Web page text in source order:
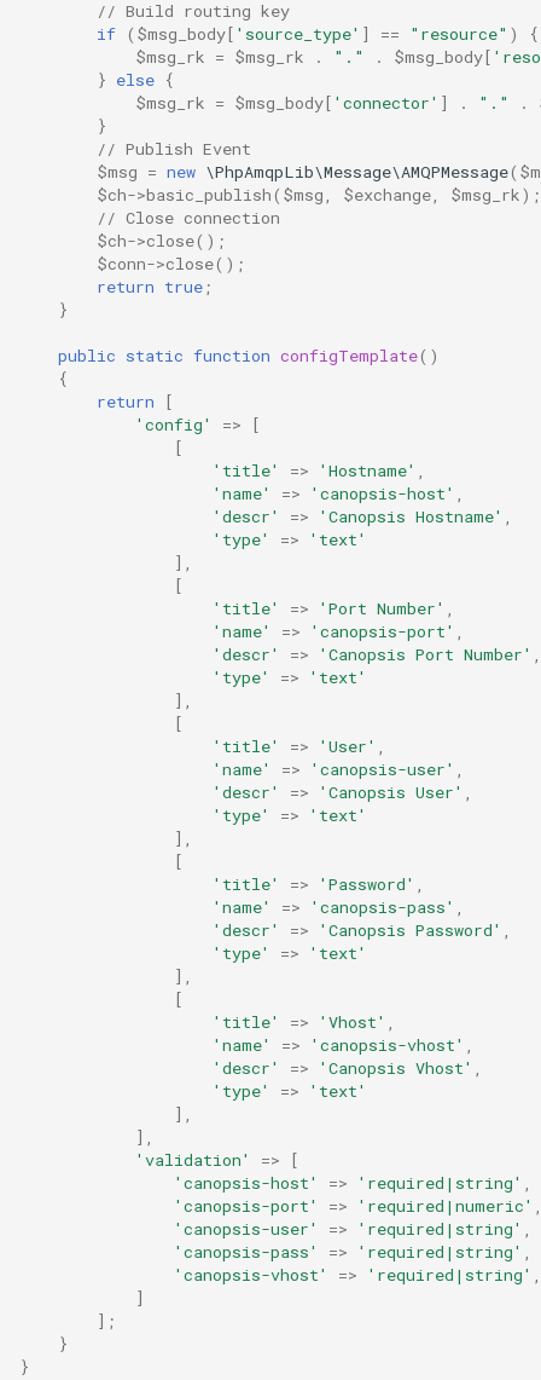
// Build routing key
if ( $msg_body[ 'source_type' ] == "resource" )
{
$msg_rk = $msg_rk . "." . $msg_body[
} else {
$msg_rk = $msg_body[ 'connector' ] . "." .
}
// Publish Event
$msg = new \PhpAmqpLib\Message\AMQPMessage(
$ch->basic_publish( $msg, $exchange, $msg_rk);
// Close connection
$ch->close();
$conn->close();
return true;
}
public static function configTemplate()
{
return
[
'config'
=>
[
[
'title'
=> 'Hostname' ,
'name'
=> 'canopsis-host' ,
'descr'
=> 'Canopsis Hostname' ,
'type'
=>
'text'
],
[
'title'
=> 'Port Number' ,
'name'
=> 'canopsis-port' ,
'descr'
=> 'Canopsis Port Number' ,
'type'
=>
'text'
],
[
'title'
=> 'User' ,
'name'
=> 'canopsis-user' ,
'descr'
=> 'Canopsis User' ,
'type'
=>
'text'
],
[
'title'
=> 'Password' ,
'name'
=> 'canopsis-pass' ,
'descr'
=> 'Canopsis Password' ,
'type'
=>
'text'
],
[
'title'
=> 'Vhost' ,
'name'
=> 'canopsis-vhost' ,
'descr'
=> 'Canopsis Vhost' ,
'type'
=>
'text'
],
],
'validation'
=>
[
'canopsis-host'
=> 'required|string' ,
'canopsis-port'
=> 'required|numeric'
'canopsis-user'
=> 'required|string' ,
'canopsis-pass'
=> 'required|string' ,
'canopsis-vhost'
=> 'required|string' ,
]
];
}
}